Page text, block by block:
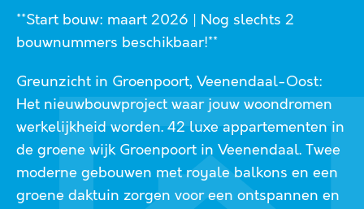
**Start bouw: maart 2026 | Nog slechts 2
bouwnummers beschikbaar!**
Greunzicht in Groenpoort, Veenendaal-Oost:
Het nieuwbouwproject waar jouw woondromen
werkelijkheid worden. 42 luxe appartementen in
de groene wijk Groenpoort in Veenendaal. Twee
moderne gebouwen met royale balkons en een
groene daktuin zorgen voor een ontspannen en